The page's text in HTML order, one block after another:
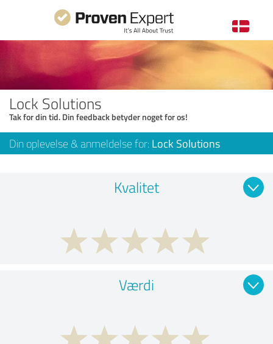
Lock Solutions
Tak for din tid. Din feedback betyder noget for os!
Din oplevelse & anmeldelse for: Lock Solutions
Kvalitet
Værdi